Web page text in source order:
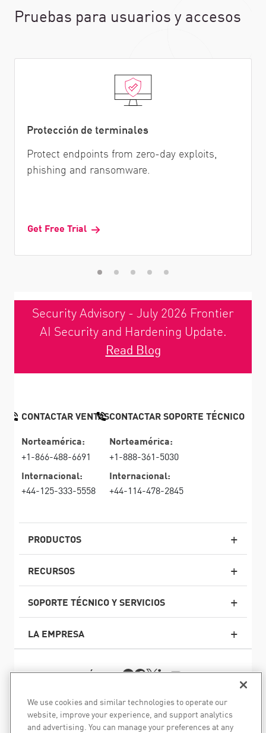
Pruebas para usuarios y accesos
Protección de terminales
Protect endpoints from zero-day exploits,
phishing and ransomware.
Get Free Trial
Security Advisory - July 2026 Frontier
AI Security and Hardening Update.
Read Blog
PRODUCTOS
Firewall de última generación
firewallempresarial
Seguridad de Red en la Nube
Seguridad de correo electrónico
RECURSOS
SOPORTE TÉCNICO Y SERVICIOS
LA EMPRESA
CONTACTAR VENTAS
Norteamérica:
+1-866-488-6691
Internacional:
+44-125-333-5558
CONTACTAR SOPORTE TÉCNICO
Norteamérica:
+1-888-361-5030
Internacional:
+44-114-478-2845
SÍGANOS
Aseguramos su transformación de IA
©1994–2026 Check Point Software Technologies Ltd. Todos
We use cookies and similar technologies to operate our
website, improve your experience, and support analytics
and advertising. You can manage your preferences at any